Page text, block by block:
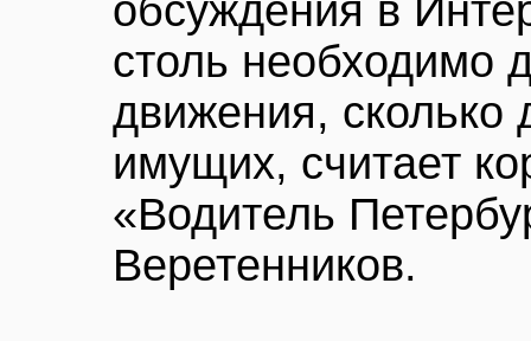
обсуждения в
столь необходимо
движения, сколько
имущих, считает
«Водитель
Веретенников.